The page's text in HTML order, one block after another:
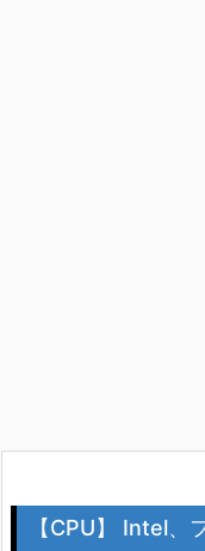
【CPU】 Intel、